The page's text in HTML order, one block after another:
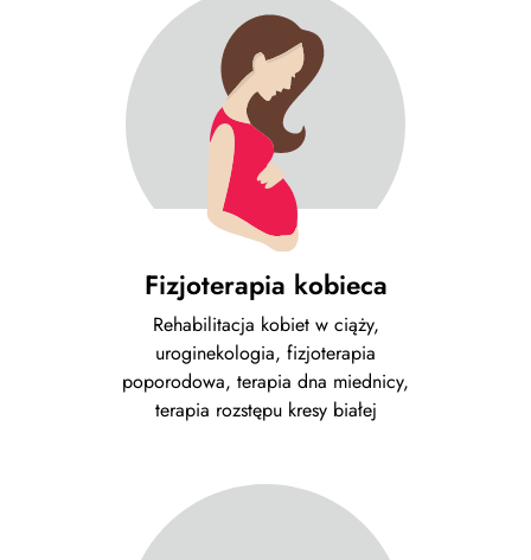
Fizjoterapia kobieca
Rehabilitacja kobiet w ciąży,
uroginekologia, fizjoterapia
poporodowa, terapia dna miednicy,
terapia rozstępu kresy białej